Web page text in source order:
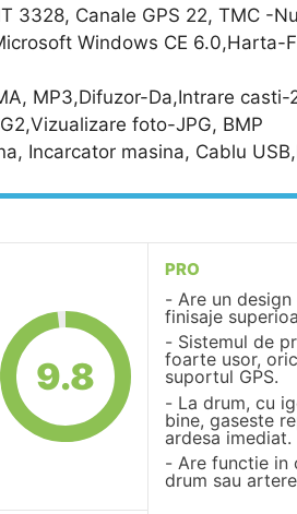
3328, Canale GPS 22, TMC -Nu
Windows CE 6.0,Harta-
MP3,Difuzor-Da,Intrare
foto-JPG, BMP
Incarcator masina, Cablu
9.8
PRO
Are un
finisaje
Sistemul de
foarte usor,
suportul GPS.
La drum, cu
bine, gaseste
ardesa imediat.
Are functie in
drum sau